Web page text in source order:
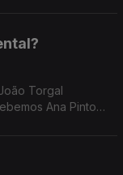
Torgal
Ana Pinto